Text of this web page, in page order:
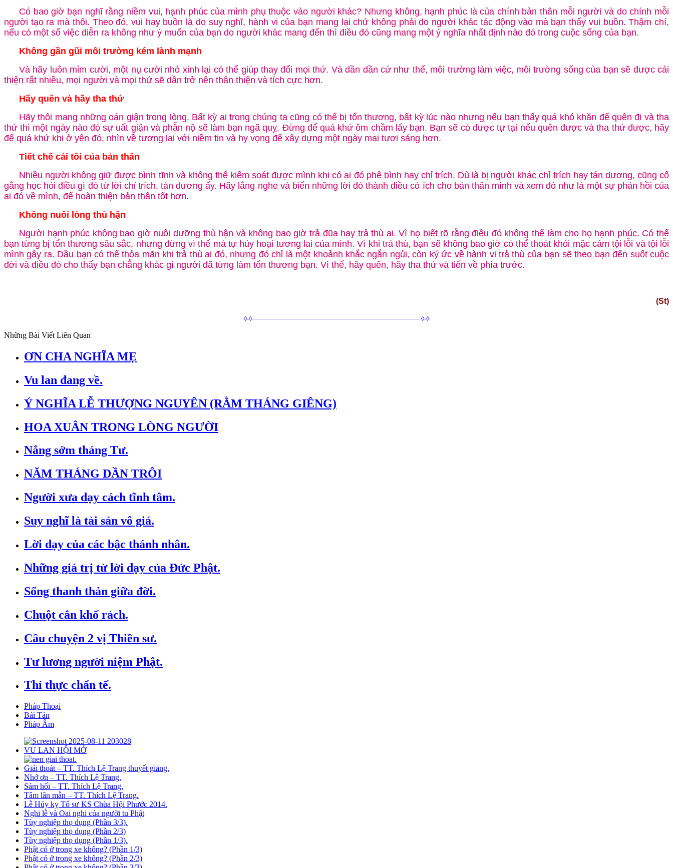
Có bao giờ bạn nghĩ rằng niềm vui, hạnh phúc của mình phụ thuộc vào người khác? Nhưng không, hạnh phúc là của chính bản thân mỗi người và do chính mỗi
người tạo ra mà thôi. Theo đó, vui hay buồn là do suy nghĩ, hành vi của bạn mang lại chứ không phải do người khác tác động vào mà bạn thấy vui buồn. Thậm chí,
nếu có một số việc diễn ra không như ý muốn của bạn do người khác mang đến thì điều đó cũng mang một ý nghĩa nhất định nào đó trong cuộc sống của bạn.
Không gần gũi môi trường kém lành mạnh
Và hãy luôn mỉm cười, một nụ cười nhỏ xinh lại có thể giúp thay đổi mọi thứ. Và dần dần cứ như thế, môi trường làm việc, môi trường sống của bạn sẽ được cải
thiện rất nhiều, mọi người và mọi thứ sẽ dần trở nên thân thiện và tích cực hơn.
Hãy quên và hãy tha thứ
Hãy thôi mang những oán giận trong lòng. Bất kỳ ai trong chúng ta cũng có thể bị tổn thương, bất kỳ lúc nào nhưng nếu bạn thấy quá khó khăn để quên đi và tha
thứ thì một ngày nào đó sự uất giận và phẫn nộ sẽ làm bạn ngã quỵ. Đừng để quá khứ ôm chầm lấy bạn. Bạn sẽ có được tự tại nếu quên được và tha thứ được, hãy
để quá khứ khi ở yên đó, nhìn về tương lai với niềm tin và hy vọng để xây dựng một ngày mai tươi sáng hơn.
Tiết chế cái tôi của bản thân
Nhiều người không giữ được bình tĩnh và không thể kiểm soát được mình khi có ai đó phê bình hay chỉ trích. Dù là bị người khác chỉ trích hay tán dương, cũng cố
gắng học hỏi điều gì đó từ lời chỉ trích, tán dương ấy. Hãy lắng nghe và biến những lời đó thành điều có ích cho bản thân mình và xem đó như là một sự phản hồi của
ai đó về mình, để hoàn thiện bản thân tốt hơn.
Không nuôi lòng thù hận
Người hạnh phúc không bao giờ nuôi dưỡng thù hận và không bao giờ trả đũa hay trả thù ai. Vì họ biết rõ rằng điều đó không thể làm cho họ hạnh phúc. Có thể
bạn từng bị tổn thương sâu sắc, nhưng đừng vì thế mà tự hủy hoại tương lai của mình. Vì khi trả thù, bạn sẽ không bao giờ có thể thoát khỏi mặc cảm tội lỗi và tội lỗi
mình gây ra. Dầu bạn có thể thỏa mãn khi trả thù ai đó, nhưng đó chỉ là một khoảnh khắc ngắn ngủi, còn ký ức về hành vi trả thù của bạn sẽ theo bạn đến suốt cuộc
đời và điều đó cho thấy bạn chẳng khác gì người đã từng làm tổn thương bạn. Vì thế, hãy quên, hãy tha thứ và tiến về phía trước.
(St)
◊-◊——————————————————————————◊-◊
Những Bài Viết Liên Quan
ƠN CHA NGHĨA MẸ
Vu lan đang về.
Ý NGHĨA LỄ THƯỢNG NGUYÊN (RẰM THÁNG GIÊNG)
HOA XUÂN TRONG LÒNG NGƯỜI
Nắng sớm tháng Tư.
NĂM THÁNG DẦN TRÔI
Người xưa dạy cách tĩnh tâm.
Suy nghĩ là tài sản vô giá.
Lời dạy của các bậc thánh nhân.
Những giá trị từ lời dạy của Đức Phật.
Sống thanh thản giữa đời.
Chuột cắn khố rách.
Câu chuyện 2 vị Thiền sư.
Tư lương người niệm Phật.
Thí thực chẩn tế.
Pháp Thoại
Bái Tán
Pháp Âm
VU LAN HỘI MỞ
Giải thoát – TT. Thích Lệ Trang thuyết giảng.
Nhớ ơn – TT. Thích Lệ Trang.
Sám hối – TT. Thích Lệ Trang.
Tâm lân mẫn – TT. Thích Lệ Trang.
Lễ Húy kỵ Tổ sư KS Chùa Hội Phước 2014.
Nghi lễ và Oai nghi của người tu Phật
Tùy nghiệp thọ dụng (Phần 3/3).
Tùy nghiệp thọ dụng (Phần 2/3)
Tùy nghiệp thọ dụng (Phần 1/3).
Phật có ở trong xe không? (Phần 1/3)
Phật có ở trong xe không? (Phần 2/3)